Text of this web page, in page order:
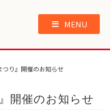
MENU
つり』開催のお知らせ
開催のお知らせ